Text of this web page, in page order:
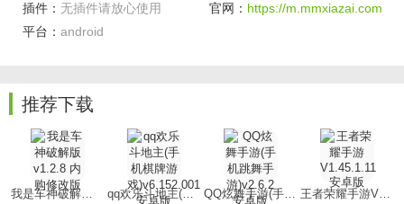
3、欢快的背景音乐让玩家在游戏过程中倍感舒心，画面采用
卡通式展现手法。
1、唯有积累足够数量的口香糖，方能持续飞行较长时间。飞
行过程中务必留意规避各种障碍物。
2、得分愈高，所获分数相应提升，进而赢取更为丰厚的奖
励。
插件： 无插件请放心使用 官网： https://m.mmxiazai.com
平台： android
推荐下载
我是车神破解版v1.2.8 内购修改版 qq欢乐斗地主(手机棋牌游戏)v6.152.001安卓版 QQ炫舞手游(手机跳舞手游)v2.6.2 安卓版 王者荣耀手游V1.45.1.11 安卓版